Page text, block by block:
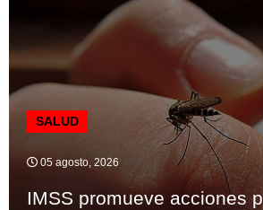
SALUD
05 agosto, 2026
IMSS promueve acciones